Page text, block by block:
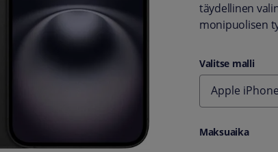
täydellinen
monipuolisen
Valitse malli
Apple
Maksuaika